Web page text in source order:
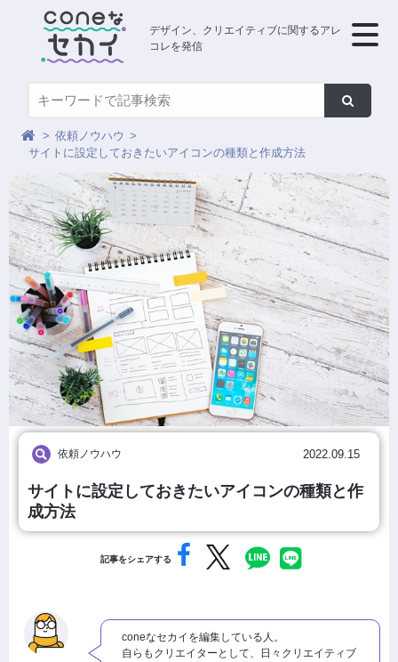
デザイン、クリエイティブに関するアレ
コレを発信
依頼ノウハウ
サイトに設定しておきたいアイコンの種類と作成方法
依頼ノウハウ 2022.09.15
サイトに設定しておきたいアイコンの種類と作
成方法
記事をシェアする
coneなセカイを編集している人。
自らもクリエイターとして、日々クリエイティブ